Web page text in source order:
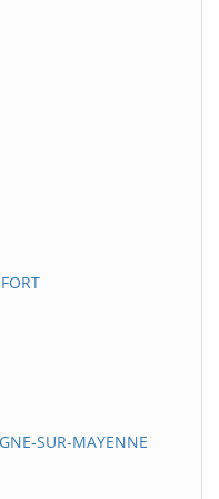
SUR-MAYENNE